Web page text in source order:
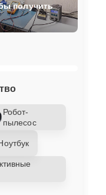
Робот-
пылесос
получить